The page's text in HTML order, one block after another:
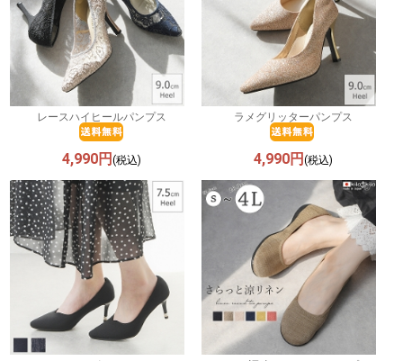
レースハイヒールパンプス
4,990円(税込)
ラメグリッターパンプス
4,990円 (税込)